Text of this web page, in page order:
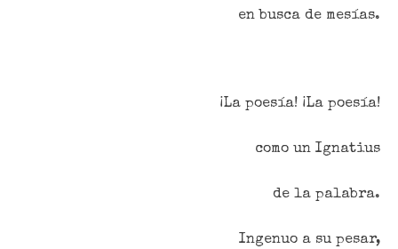
en busca de mesías.
¡La poesía! ¡La poesía!
como un Ignatius
de la palabra.
Ingenuo a su pesar,